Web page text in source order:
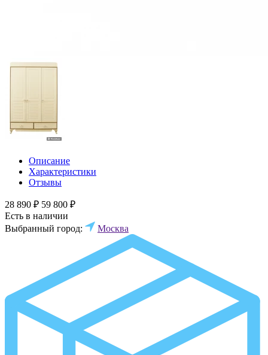
Описание
Характеристики
Отзывы
28 890 ₽ 59 800 ₽
Есть в наличии
Выбранный город:
Москва